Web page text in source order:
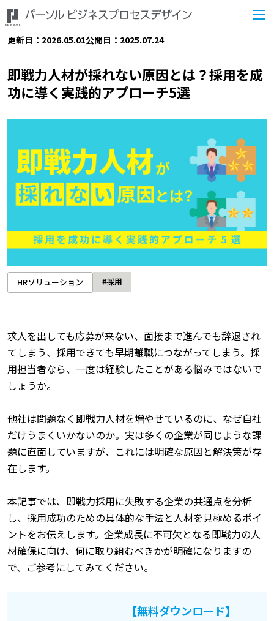
更新日：2026.05.01公開日：2025.07.24
即戦力人材が採れない原因とは？採用を成
功に導く実践的アプローチ5選
HRソリューション #採用
求人を出しても応募が来ない、面接まで進んでも辞退され
てしまう、採用できても早期離職につながってしまう。採
用担当者なら、一度は経験したことがある悩みではないで
しょうか。
他社は問題なく即戦力人材を増やせているのに、なぜ自社
だけうまくいかないのか。実は多くの企業が同じような課
題に直面していますが、これには明確な原因と解決策が存
在します。
本記事では、即戦力採用に失敗する企業の共通点を分析
し、採用成功のための具体的な手法と人材を見極めるポイ
ントをお伝えします。企業成長に不可欠となる即戦力の人
材確保に向け、何に取り組むべきかが明確になりますの
で、ご参考にしてみてください。
【無料ダウンロード】